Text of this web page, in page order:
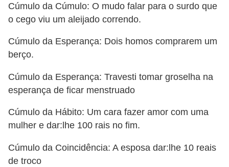
Cúmulo da Cúmulo: O mudo falar para o surdo que
o cego viu um aleijado correndo.
Cúmulo da Esperança: Dois homos comprarem um
berço.
Cúmulo da Esperança: Travesti tomar groselha na
esperança de ficar menstruado
Cúmulo da Hábito: Um cara fazer amor com uma
mulher e dar:lhe 100 rais no fim.
Cúmulo da Coincidência: A esposa dar:lhe 10 reais
de troco